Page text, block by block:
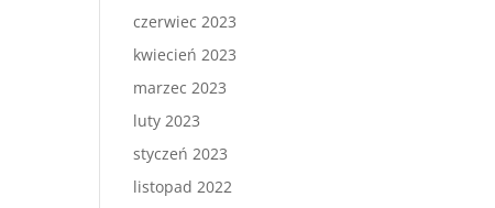
czerwiec 2023
kwiecień 2023
marzec 2023
luty 2023
styczeń 2023
listopad 2022